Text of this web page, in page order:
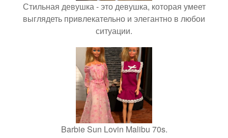
Стильная девушка - это девушка, которая умеет
выглядеть привлекательно и элегантно в любои
ситуации.
Barbie Sun Lovin Malibu 70s.